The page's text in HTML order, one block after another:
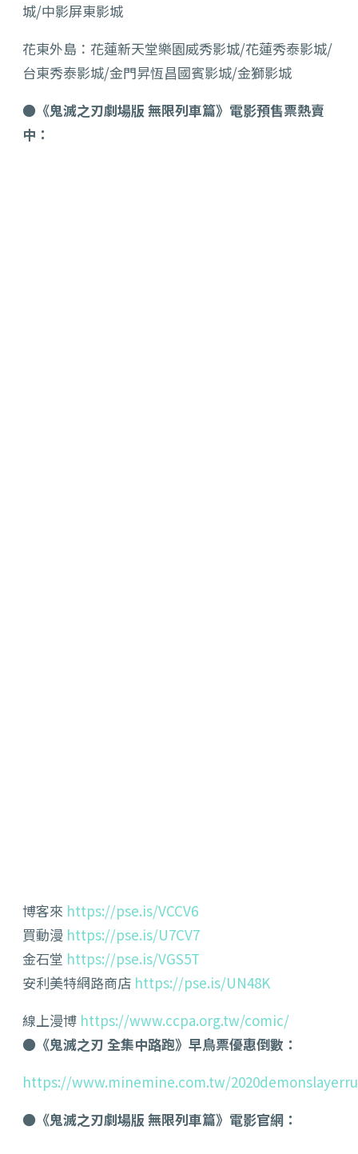
城/中影屏東影城
花東外島：花蓮新天堂樂園威秀影城/花蓮秀泰影城/
台東秀泰影城/金門昇恆昌國賓影城/金獅影城
● 《鬼滅之刃劇場版 無限列車篇》電影預售票熱賣
中：
博客來 https://pse.is/VCCV6
買動漫 https://pse.is/U7CV7
金石堂 https://pse.is/VGS5T
安利美特網路商店 https://pse.is/UN48K
線上漫博 https://www.ccpa.org.tw/comic/
●《鬼滅之刃 全集中路跑》早鳥票優惠倒數：
https://www.minemine.com.tw/
● 《鬼滅之刃劇場版 無限列車篇》電影官網：